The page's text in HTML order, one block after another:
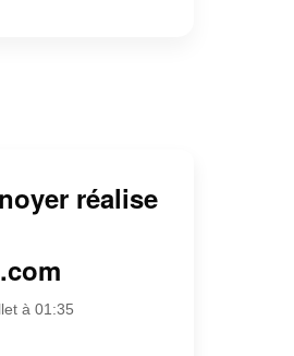
réalise
à 01:35